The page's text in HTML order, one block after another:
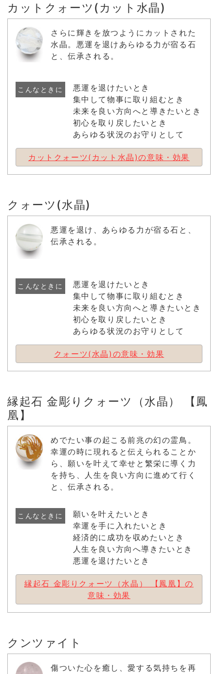
カットクォーツ(カット水晶)
さらに輝きを放つようにカットされた
水晶。悪運を退けあらゆる力が宿る石
と、伝承される。
こんなときに
悪運を退けたいとき
集中して物事に取り組むとき
未来を良い方向へと導きたいとき
初心を取り戻したいとき
あらゆる状況のお守りとして
カットクォーツ(カット水晶)の意味・効果
クォーツ(水晶)
悪運を退け、あらゆる力が宿る石と、
伝承される。
こんなときに
悪運を退けたいとき
集中して物事に取り組むとき
未来を良い方向へと導きたいとき
初心を取り戻したいとき
あらゆる状況のお守りとして
クォーツ(水晶)の意味・効果
縁起石 金彫りクォーツ（水晶） 【鳳
凰】
めでたい事の起こる前兆の幻の霊鳥。
幸運の時に現れると伝えられることか
ら、願いを叶えて幸せと繁栄に導く力
を持ち、人生を良い方向に進めて行く
と、伝承される。
こんなときに
願いを叶えたいとき
幸運を手に入れたいとき
経済的に成功を収めたいとき
人生を良い方向へ導きたいとき
悪運を退けたいとき
縁起石 金彫りクォーツ（水晶） 【鳳凰】の
意味・効果
クンツァイト
傷ついた心を癒し、愛する気持ちを再